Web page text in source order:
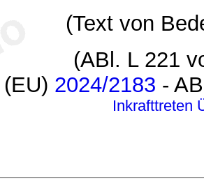
(Text von
(ABl. L 221
2024/2183 -
Inkrafttreten